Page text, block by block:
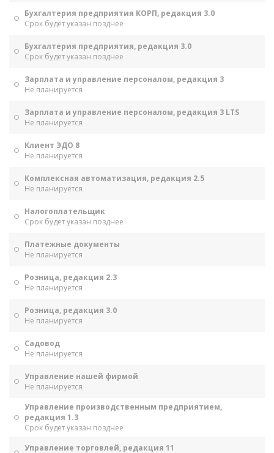
Бухгалтерия предприятия КОРП, редакция 3.0
Срок будет указан позднее
Бухгалтерия предприятия, редакция 3.0
Срок будет указан позднее
Зарплата и управление персоналом, редакция 3
Не планируется
Зарплата и управление персоналом, редакция 3 LTS
Не планируется
Клиент ЭДО 8
Не планируется
Комплексная автоматизация, редакция 2.5
Не планируется
Налогоплательщик
Срок будет указан позднее
Платежные документы
Не планируется
Розница, редакция 2.3
Не планируется
Розница, редакция 3.0
Не планируется
Садовод
Не планируется
Управление нашей фирмой
Не планируется
Управление производственным предприятием,
редакция 1.3
Срок будет указан позднее
Управление торговлей, редакция 11